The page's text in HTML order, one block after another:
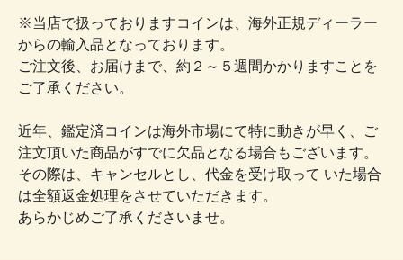
※当店で扱っておりますコインは、海外正規ディーラー
からの輸入品となっております。
ご注文後、お届けまで、約２～５週間かかりますことを
ご了承ください。
近年、鑑定済コインは海外市場にて特に動きが早く、ご
注文頂いた商品がすでに欠品となる場合もございます。
その際は、キャンセルとし、代金を受け取って いた場合
は全額返金処理をさせていただきます。
あらかじめご了承くださいませ。